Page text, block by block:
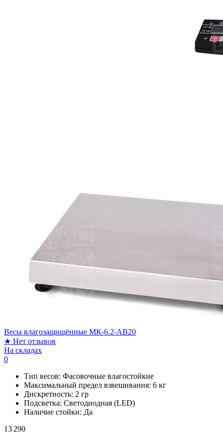
Весы влагозащищённые МК-6.2-AB20
★ Нет отзывов
На складах
0
Тип весов: Фасовочные влагостойкие
Максимальный предел взвешивания: 6 кг
Дискретность: 2 гр
Подсветка: Светодиодная (LED)
Наличие стойки: Да
13 290